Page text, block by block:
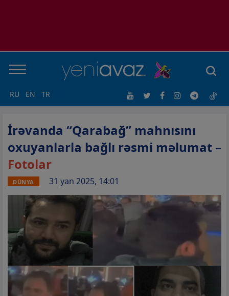
RU EN TR
İrəvanda “Qarabağ” mahnısını
oxuyanlarla bağlı rəsmi məlumat –
Fotolar
DÜNYA 31 yan 2025, 14:01